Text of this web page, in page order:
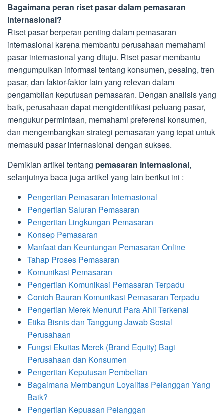
Bagaimana peran riset pasar dalam pemasaran
internasional?
Riset pasar berperan penting dalam pemasaran
internasional karena membantu perusahaan memahami
pasar internasional yang dituju. Riset pasar membantu
mengumpulkan informasi tentang konsumen, pesaing, tren
pasar, dan faktor-faktor lain yang relevan dalam
pengambilan keputusan pemasaran. Dengan analisis yang
baik, perusahaan dapat mengidentifikasi peluang pasar,
mengukur permintaan, memahami preferensi konsumen,
dan mengembangkan strategi pemasaran yang tepat untuk
memasuki pasar internasional dengan sukses.
Demikian artikel tentang pemasaran internasional,
selanjutnya baca juga artikel yang lain berikut ini :
Pengertian Pemasaran Internasional
Pengertian Saluran Pemasaran
Pengertian Lingkungan Pemasaran
Konsep Pemasaran
Manfaat dan Keuntungan Pemasaran Online
Tahap Proses Pemasaran
Komunikasi Pemasaran
Pengertian Komunikasi Pemasaran Terpadu
Contoh Bauran Komunikasi Pemasaran Terpadu
Pengertian Merek Menurut Para Ahli Terkenal
Etika Bisnis dan Tanggung Jawab Sosial
Perusahaan
Fungsi Ekuitas Merek (Brand Equity) Bagi
Perusahaan dan Konsumen
Pengertian Keputusan Pembelian
Bagaimana Membangun Loyalitas Pelanggan Yang
Baik?
Pengertian Kepuasan Pelanggan